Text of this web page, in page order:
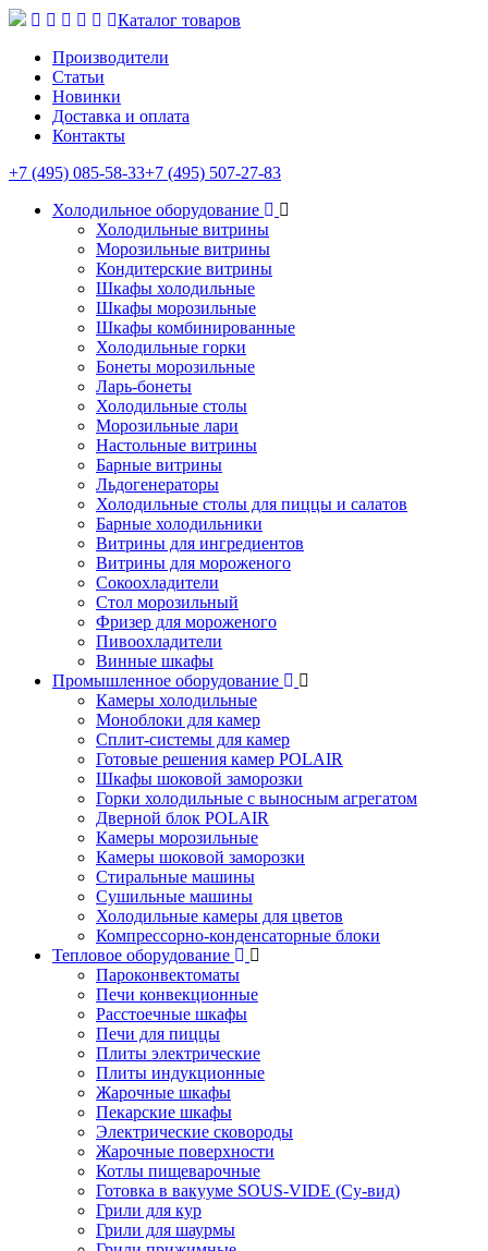
Каталог товаров
Производители
Статьи
Новинки
Доставка и оплата
Контакты
+7 (495) 085-58-33+7 (495) 507-27-83
Холодильное оборудование
Холодильные витрины
Морозильные витрины
Кондитерские витрины
Шкафы холодильные
Шкафы морозильные
Шкафы комбинированные
Холодильные горки
Бонеты морозильные
Ларь-бонеты
Холодильные столы
Морозильные лари
Настольные витрины
Барные витрины
Льдогенераторы
Холодильные столы для пиццы и салатов
Барные холодильники
Витрины для ингредиентов
Витрины для мороженого
Сокоохладители
Стол морозильный
Фризер для мороженого
Пивоохладители
Винные шкафы
Промышленное оборудование
Камеры холодильные
Моноблоки для камер
Сплит-системы для камер
Готовые решения камер POLAIR
Шкафы шоковой заморозки
Горки холодильные с выносным агрегатом
Дверной блок POLAIR
Камеры морозильные
Камеры шоковой заморозки
Стиральные машины
Сушильные машины
Холодильные камеры для цветов
Компрессорно-конденсаторные блоки
Тепловое оборудование
Пароконвектоматы
Печи конвекционные
Расстоечные шкафы
Печи для пиццы
Плиты электрические
Плиты индукционные
Жарочные шкафы
Пекарские шкафы
Электрические сковороды
Жарочные поверхности
Котлы пищеварочные
Готовка в вакууме SOUS-VIDE (Су-вид)
Грили для кур
Грили для шаурмы